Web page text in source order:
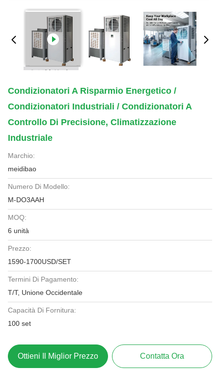
Condizionatori A Risparmio Energetico /
Condizionatori Industriali / Condizionatori A
Controllo Di Precisione, Climatizzazione
Industriale
Marchio:
meidibao
Numero Di Modello:
M-DO3AAH
MOQ:
6 unità
Prezzo:
1590-1700USD/SET
Termini Di Pagamento:
T/T, Unione Occidentale
Capacità Di Fornitura:
100 set
Ottieni Il Miglior Prezzo Contatta Ora